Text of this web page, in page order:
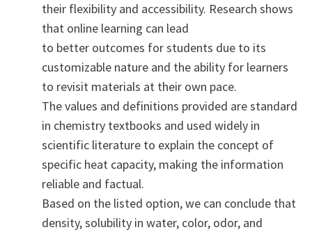
their flexibility and accessibility. Research shows
that online learning can lead
to better outcomes for students due to its
customizable nature and the ability for learners
to revisit materials at their own pace.
The values and definitions provided are standard
in chemistry textbooks and used widely in
scientific literature to explain the concept of
specific heat capacity, making the information
reliable and factual.
Based on the listed option, we can conclude that
density, solubility in water, color, odor, and